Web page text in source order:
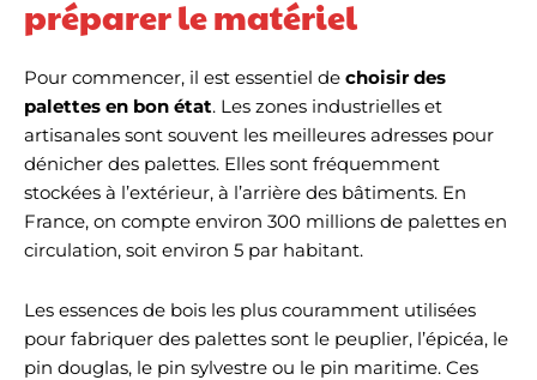
préparer le matériel
Pour commencer, il est essentiel de choisir des
palettes en bon état. Les zones industrielles et
artisanales sont souvent les meilleures adresses pour
dénicher des palettes. Elles sont fréquemment
stockées à l’extérieur, à l’arrière des bâtiments. En
France, on compte environ 300 millions de palettes en
circulation, soit environ 5 par habitant.
Les essences de bois les plus couramment utilisées
pour fabriquer des palettes sont le peuplier, l’épicéa, le
pin douglas, le pin sylvestre ou le pin maritime. Ces